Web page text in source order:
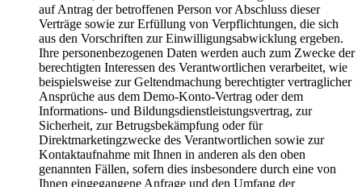
auf Antrag der betroffenen Person vor Abschluss dieser
Verträge sowie zur Erfüllung von Verpflichtungen, die sich
aus den Vorschriften zur Einwilligungsabwicklung ergeben.
Ihre personenbezogenen Daten werden auch zum Zwecke der
berechtigten Interessen des Verantwortlichen verarbeitet, wie
beispielsweise zur Geltendmachung berechtigter vertraglicher
Ansprüche aus dem Demo-Konto-Vertrag oder dem
Informations- und Bildungsdienstleistungsvertrag, zur
Sicherheit, zur Betrugsbekämpfung oder für
Direktmarketingzwecke des Verantwortlichen sowie zur
Kontaktaufnahme mit Ihnen in anderen als den oben
genannten Fällen, sofern dies insbesondere durch eine von
Ihnen eingegangene Anfrage und den Umfang der